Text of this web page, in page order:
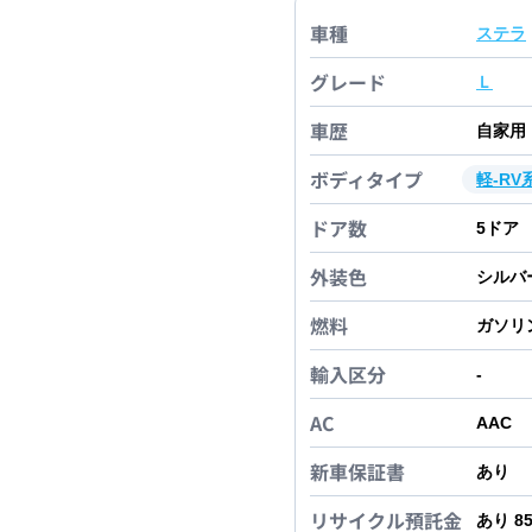
車種 ステラ
グレード Ｌ
車歴 自家用
ボディタイプ 軽-RV
ドア数 5 ドア
外装色 シルバ
燃料 ガソリ
輸入区分 -
AC AAC
新車保証書 あり
リサイクル預託金 あり